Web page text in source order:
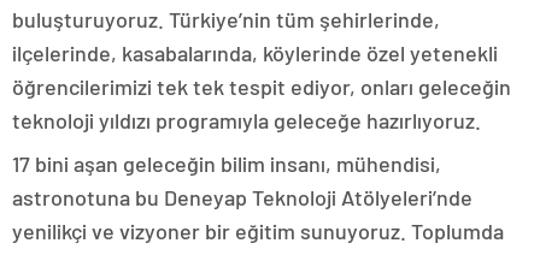
buluşturuyoruz. Türkiye’nin tüm şehirlerinde,
ilçelerinde, kasabalarında, köylerinde özel yetenekli
öğrencilerimizi tek tek tespit ediyor, onları geleceğin
teknoloji yıldızı programıyla geleceğe hazırlıyoruz.
17 bini aşan geleceğin bilim insanı, mühendisi,
astronotuna bu Deneyap Teknoloji Atölyeleri’nde
yenilikçi ve vizyoner bir eğitim sunuyoruz. Toplumda